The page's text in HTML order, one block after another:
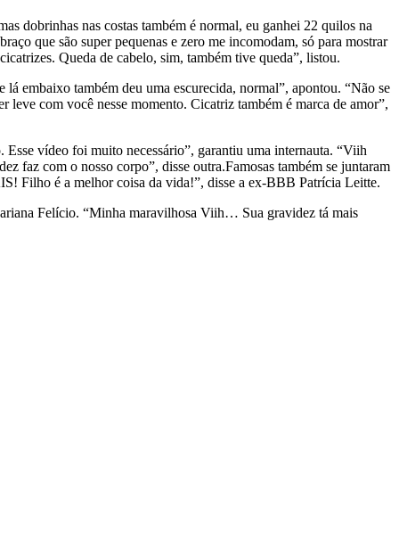
dobrinhas nas costas também é normal, eu ganhei 22 quilos na
que são super pequenas e zero me incomodam, só para mostrar
Queda de cabelo, sim, também tive queda”, listou.
embaixo também deu uma escurecida, normal”, apontou. “Não se
com você nesse momento. Cicatriz também é marca de amor”,
vídeo foi muito necessário”, garantiu uma internauta. “Viih
faz com o nosso corpo”, disse outra.Famosas também se juntaram
Filho é a melhor coisa da vida!”, disse a ex-BBB Patrícia Leitte.
Felício. “Minha maravilhosa Viih… Sua gravidez tá mais